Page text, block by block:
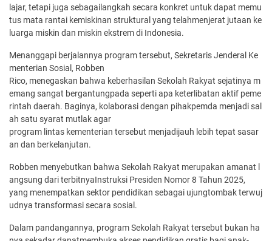
lajar, tetapi juga sebagailangkah secara konkret untuk dapat memu
tus mata rantai kemiskinan struktural yang telahmenjerat jutaan ke
luarga miskin dan miskin ekstrem di Indonesia.
Menanggapi berjalannya program tersebut, Sekretaris Jenderal Ke
menterian Sosial, Robben
Rico, menegaskan bahwa keberhasilan Sekolah Rakyat sejatinya m
emang sangat bergantungpada seperti apa keterlibatan aktif peme
rintah daerah. Baginya, kolaborasi dengan pihakpemda menjadi sal
ah satu syarat mutlak agar
program lintas kementerian tersebut menjadijauh lebih tepat sasar
an dan berkelanjutan.
Robben menyebutkan bahwa Sekolah Rakyat merupakan amanat l
angsung dari terbitnyaInstruksi Presiden Nomor 8 Tahun 2025,
yang menempatkan sektor pendidikan sebagai ujungtombak terwuj
udnya transformasi secara sosial.
Dalam pandangannya, program Sekolah Rakyat tersebut bukan ha